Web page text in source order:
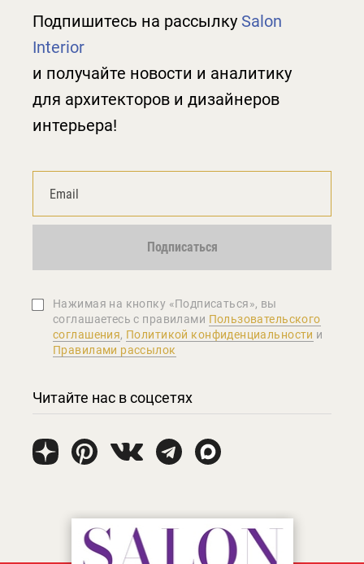
Подпишитесь на рассылку Salon
Interior
и получайте новости и аналитику
для архитекторов и дизайнеров
интерьера!
Подписаться
Нажимая на кнопку «Подписаться», вы
соглашаетеcь с правилами Пользовательского
соглашения, Политикой конфиденциальности и
Правилами рассылок
Читайте нас в соцсетях